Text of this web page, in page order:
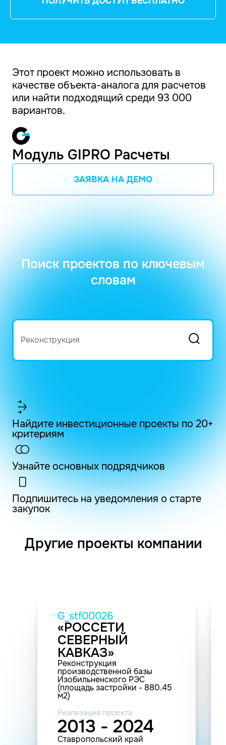
Этот проект можно использовать в
качестве объекта-аналога для расчетов
или найти подходящий среди 93 000
вариантов.
Модуль GIPRO Расчеты
ЗАЯВКА НА ДЕМО
Поиск проектов по ключевым
словам
Найдите инвестиционные проекты по 20+
критериям
Узнайте основных подрядчиков
Подпишитесь на уведомления о старте
закупок
Другие проекты компании
G_stf00026
«РОССЕТИ
СЕВЕРНЫЙ
КАВКАЗ»
Реконструкция
производственной базы
Изобильненского РЭС
(площадь застройки - 880.45
м2)
Реализация проекта
2013 - 2024
Ставропольский край